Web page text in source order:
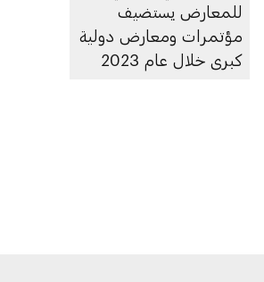
للمعارض يستضيف
مؤتمرات ومعارض دولية
كبرى خلال عام 2023